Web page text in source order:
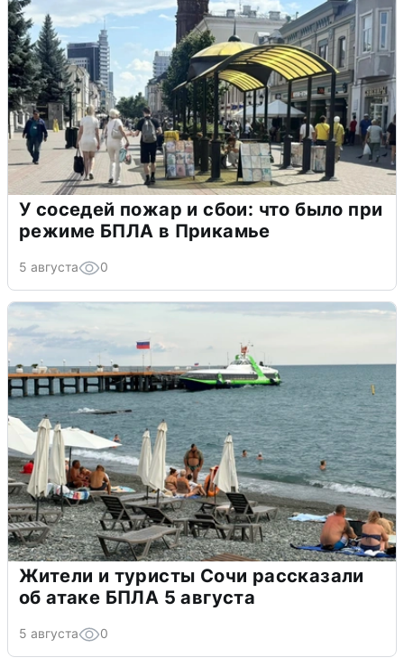
У соседей пожар и сбои: что было при
режиме БПЛА в Прикамье
5 августа 0
Жители и туристы Сочи рассказали
об атаке БПЛА 5 августа
5 августа 0